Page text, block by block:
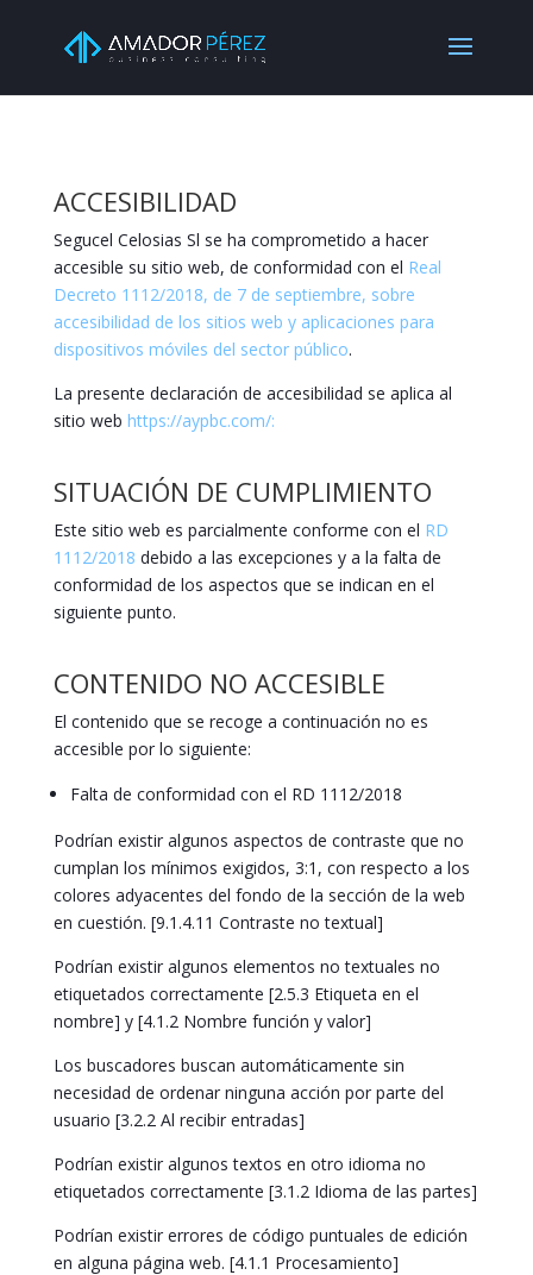
ACCESIBILIDAD
Segucel Celosias Sl se ha comprometido a hacer
accesible su sitio web, de conformidad con el Real
Decreto 1112/2018, de 7 de septiembre, sobre
accesibilidad de los sitios web y aplicaciones para
dispositivos móviles del sector público.
La presente declaración de accesibilidad se aplica al
sitio web https://aypbc.com/:
SITUACIÓN DE CUMPLIMIENTO
Este sitio web es parcialmente conforme con el RD
1112/2018 debido a las excepciones y a la falta de
conformidad de los aspectos que se indican en el
siguiente punto.
CONTENIDO NO ACCESIBLE
El contenido que se recoge a continuación no es
accesible por lo siguiente:
Falta de conformidad con el RD 1112/2018
Podrían existir algunos aspectos de contraste que no
cumplan los mínimos exigidos, 3:1, con respecto a los
colores adyacentes del fondo de la sección de la web
en cuestión. [9.1.4.11 Contraste no textual]
Podrían existir algunos elementos no textuales no
etiquetados correctamente [2.5.3 Etiqueta en el
nombre] y [4.1.2 Nombre función y valor]
Los buscadores buscan automáticamente sin
necesidad de ordenar ninguna acción por parte del
usuario [3.2.2 Al recibir entradas]
Podrían existir algunos textos en otro idioma no
etiquetados correctamente [3.1.2 Idioma de las partes]
Podrían existir errores de código puntuales de edición
en alguna página web. [4.1.1 Procesamiento]